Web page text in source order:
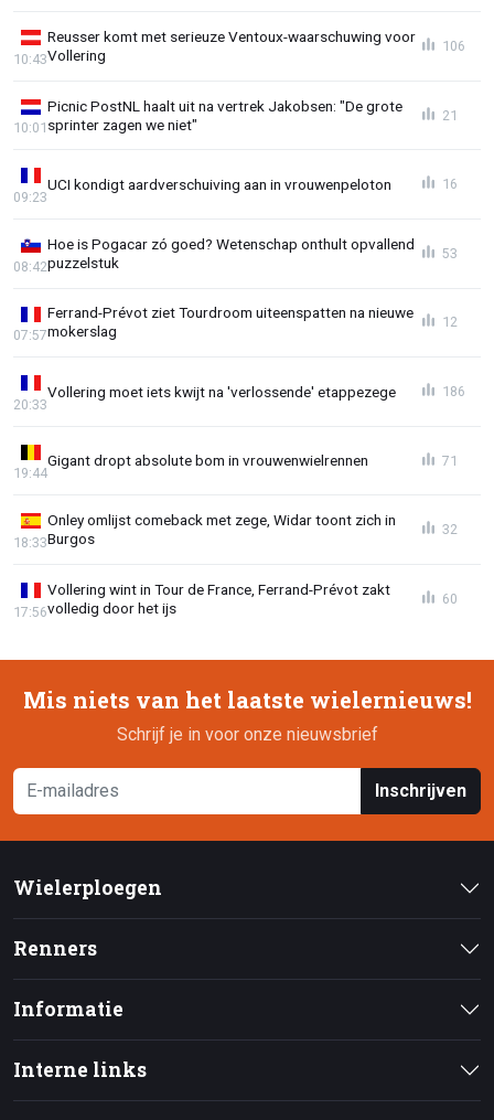
Reusser komt met serieuze Ventoux-waarschuwing voor
Vollering
10:43
106
Picnic PostNL haalt uit na vertrek Jakobsen: "De grote
sprinter zagen we niet"
10:01
21
UCI kondigt aardverschuiving aan in vrouwenpeloton
09:23
16
Hoe is Pogacar zó goed? Wetenschap onthult opvallend
puzzelstuk
08:42
53
Ferrand-Prévot ziet Tourdroom uiteenspatten na nieuwe
mokerslag
07:57
12
Vollering moet iets kwijt na 'verlossende' etappezege
20:33
186
Gigant dropt absolute bom in vrouwenwielrennen
19:44
71
Onley omlijst comeback met zege, Widar toont zich in
Burgos
18:33
32
Vollering wint in Tour de France, Ferrand-Prévot zakt
volledig door het ijs
17:56
60
Mis niets van het laatste wielernieuws!
Schrijf je in voor onze nieuwsbrief
Inschrijven
Wielerploegen
Renners
Informatie
Interne links